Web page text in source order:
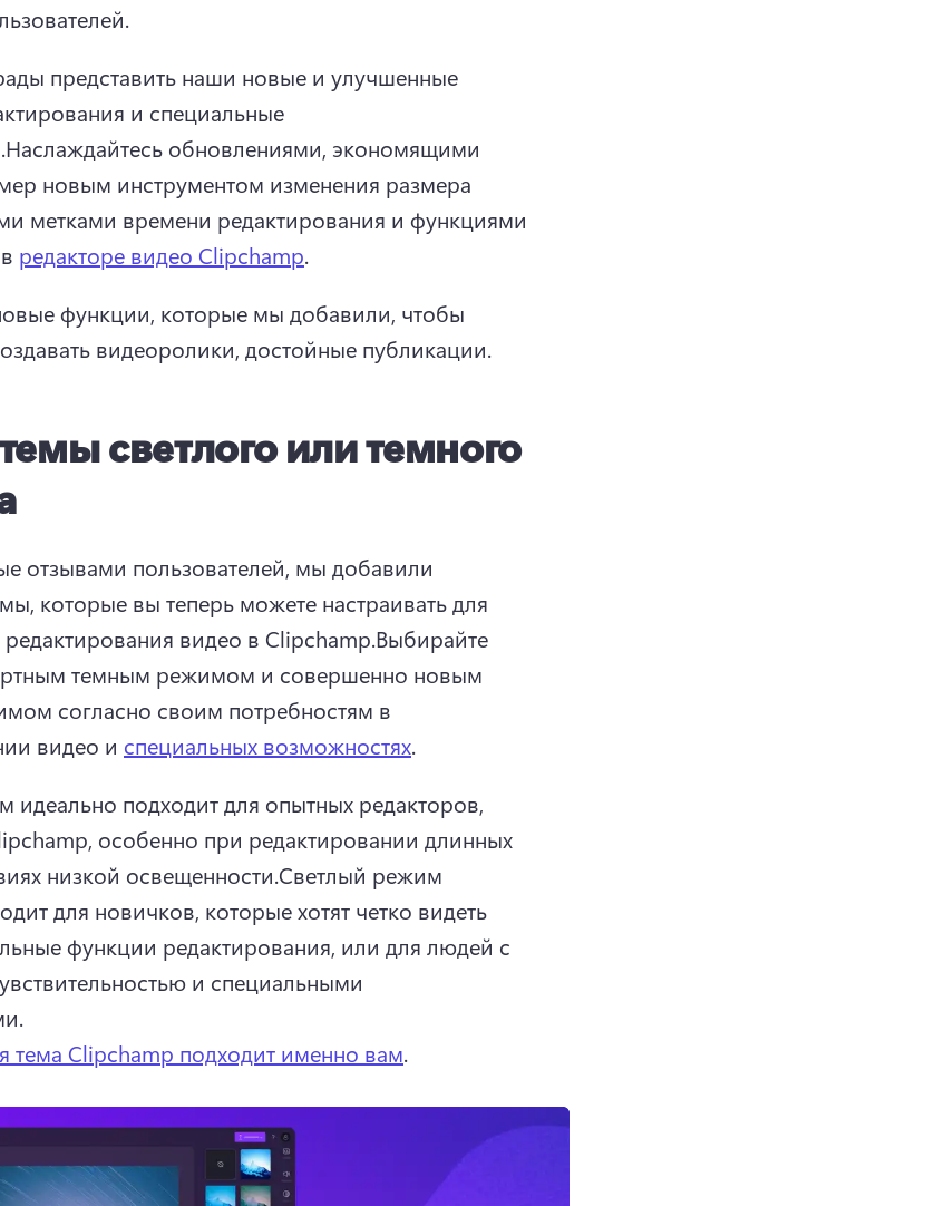
представить наши новые и улучшенные
и специальные
Наслаждайтесь обновлениями, экономящими
новым инструментом изменения размера
метками времени редактирования и функциями
редакторе видео Clipchamp.
функции, которые мы добавили, чтобы
видеоролики, достойные публикации.
светлого или темного
отзывами пользователей, мы добавили
которые вы теперь можете настраивать для
видео в Clipchamp.Выбирайте
темным режимом и совершенно новым
согласно своим потребностям в
видео и специальных возможностях.
подходит для опытных редакторов,
особенно при редактировании длинных
низкой освещенности.Светлый режим
для новичков, которые хотят четко видеть
функции редактирования, или для людей с
и специальными
тема Clipchamp подходит именно вам.